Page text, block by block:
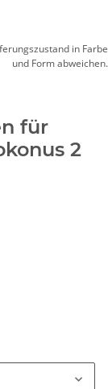
in Farbe
und Form abweichen.
für
2